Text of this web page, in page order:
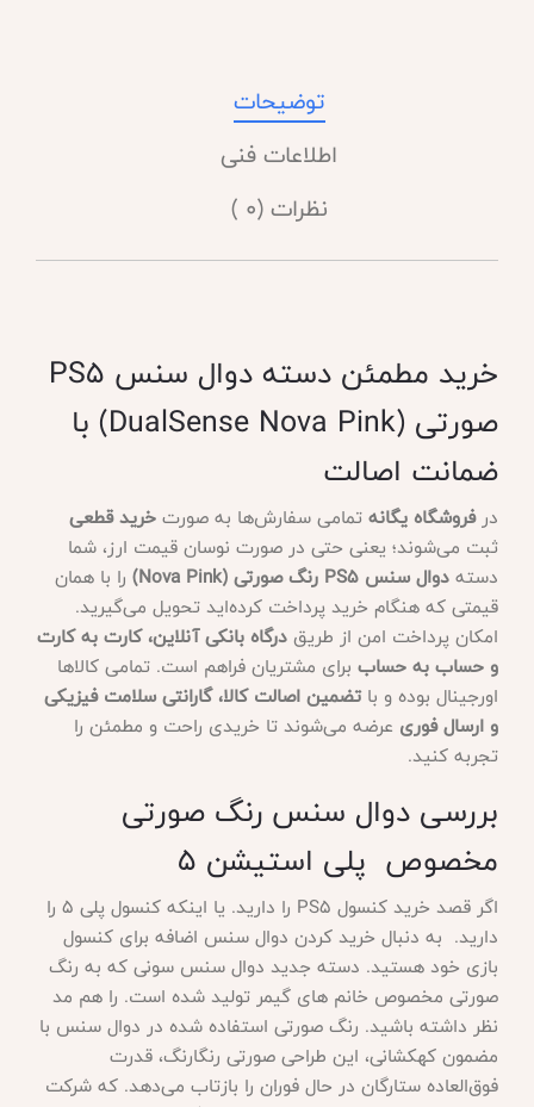
توضیحات
اطلاعات فنی
نظرات (0 )
خرید مطمئن دسته دوال سنس PS5
صورتی (DualSense Nova Pink) با
ضمانت اصالت
درفروشگاه یگانهتمامی سفارش‌ها به صورتخرید قطعی
ثبت می‌شوند؛ یعنی حتی در صورت نوسان قیمت ارز، شما
دستهدوال سنس PS5 رنگ صورتی (Nova Pink)
را با همان
قیمتی که هنگام خرید پرداخت کرده‌اید تحویل می‌گیرید.
امکان پرداخت امن از طریقدرگاه بانکی آنلاین، کارت به کارت
و حساب به حساب برای مشتریان فراهم است. تمامی کالاها
اورجینال بوده و باتضمین اصالت کالا، گارانتی سلامت فیزیکی
و ارسال فوری عرضه می‌شوند تا خریدی راحت و مطمئن را
تجربه کنید.
بررسی دوال سنس رنگ صورتی
مخصوص پلی استیشن 5
اگر قصد خرید کنسول
PS5 را دارید. یا اینکه کنسول پلی 5 را
دارید. به دنبال خرید کردن دوال سنس اضافه برای کنسول
بازی خود هستید. دسته جدید دوال سنس سونی که به رنگ
صورتی مخصوص خانم های گیمر تولید شده است. را هم مد
نظر داشته باشید. رنگ صورتی استفاده شده در دوال سنس با
مضمون کهکشانی، این طراحی صورتی رنگارنگ، قدرت
فوق‌العاده ستارگان در حال فوران را بازتاب می‌دهد. که شرکت